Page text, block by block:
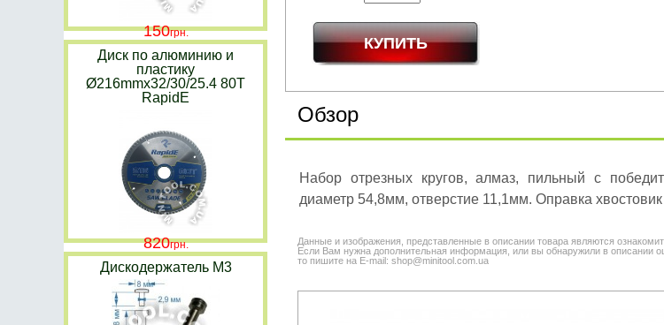
Обзор
Набор отрезных кругов, алмаз, пильный с
диаметр 54,8мм, отверстие 11,1мм. Оправка
Данные и изображения, представленные в описании товара являются
Если Вам нужна дополнительная информация, или вы обнаружили в описании
то пишите на E-mail: shop@minitool.com.ua
150
Диск по алюминию и
пластику
Ø216mmx32/30/25.4 80T
RapidE
820
Дискодержатель M3